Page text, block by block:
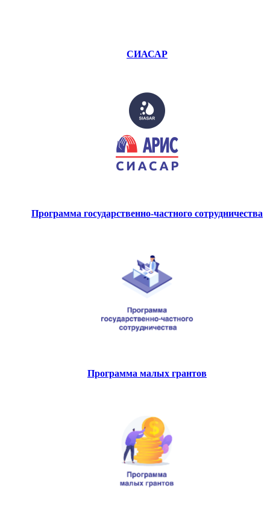
СИАСАР
Программа государственно-частного сотрудничества
Программа малых грантов